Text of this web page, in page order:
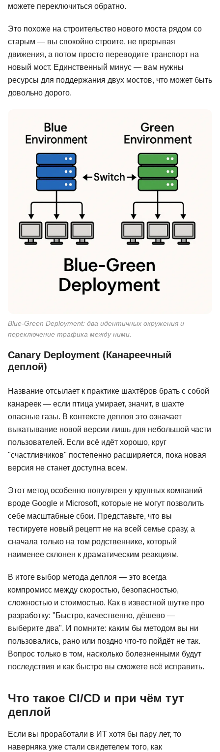
можете переключиться обратно.
Это похоже на строительство нового моста рядом со
старым — вы спокойно строите, не прерывая
движения, а потом просто переводите транспорт на
новый мост. Единственный минус — вам нужны
ресурсы для поддержания двух мостов, что может быть
довольно дорого.
Blue-Green Deployment: два идентичных окружения и
переключение трафика между ними.
Canary Deployment (Канареечный
деплой)
Название отсылает к практике шахтёров брать с собой
канареек — если птица умирает, значит, в шахте
опасные газы. В контексте деплоя это означает
выкатывание новой версии лишь для небольшой части
пользователей. Если всё идёт хорошо, круг
"счастливчиков" постепенно расширяется, пока новая
версия не станет доступна всем.
Этот метод особенно популярен у крупных компаний
вроде Google и Microsoft, которые не могут позволить
себе масштабные сбои. Представьте, что вы
тестируете новый рецепт не на всей семье сразу, а
сначала только на том родственнике, который
наименее склонен к драматическим реакциям.
В итоге выбор метода деплоя — это всегда
компромисс между скоростью, безопасностью,
сложностью и стоимостью. Как в известной шутке про
разработку: "Быстро, качественно, дёшево —
выберите два". И помните: каким бы методом вы ни
пользовались, рано или поздно что-то пойдёт не так.
Вопрос только в том, насколько болезненными будут
последствия и как быстро вы сможете всё исправить.
Что такое CI/CD и при чём тут
деплой
Если вы проработали в ИТ хотя бы пару лет, то
наверняка уже стали свидетелем того, как